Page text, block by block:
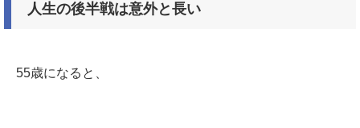
人生の後半戦は意外と長い
55歳になると、